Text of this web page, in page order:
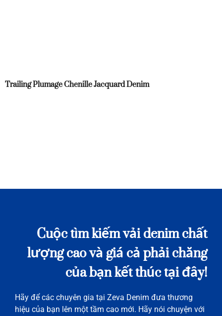
Trailing Plumage Chenille Jacquard Denim
Cuộc tìm kiếm vải denim chất
lượng cao và giá cả phải chăng
của bạn kết thúc tại đây!
Hãy để các chuyên gia tại Zeva Denim đưa thương
hiệu của bạn lên một tầm cao mới. Hãy nói chuyện với